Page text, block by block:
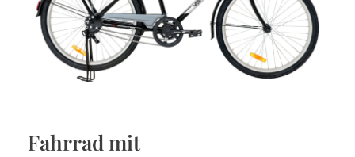
Fahrrad mit